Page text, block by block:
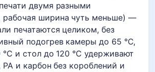
двумя разными
рабочая ширина чуть меньше) —
печатаются целиком, без
подогрев камеры до 65 °C,
и стол до 120 °C удерживают
PA и карбон без короблений и